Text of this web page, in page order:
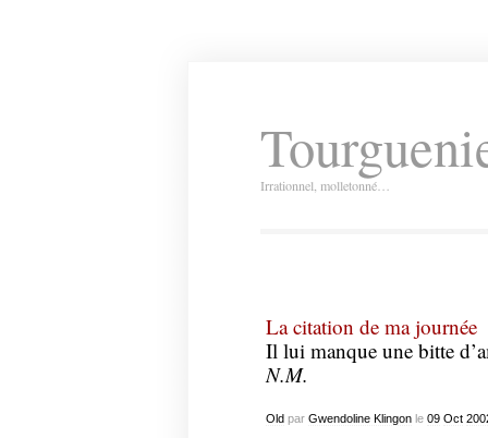
Irrationnel, molletonné…
La citation de ma journée
Il lui manque une bitte
N.M.
Oldpar Gwendoline Klingonle 09 Oct